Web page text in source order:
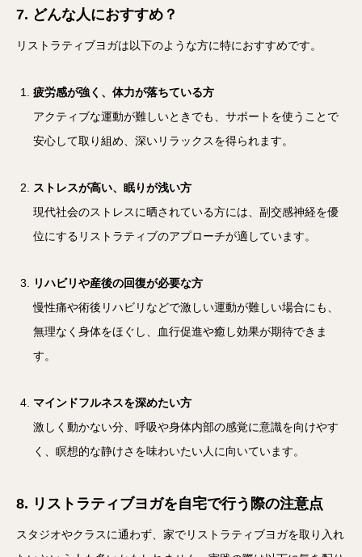
7. どんな人におすすめ？
リストラティブヨガは以下のような方に特におすすめです。
疲労感が強く、体力が落ちている方
アクティブな運動が難しいときでも、サポートを使うことで
安心して取り組め、深いリラックスを得られます。
ストレスが高い、眠りが浅い方
現代社会のストレスに晒されている方には、副交感神経を優
位にするリストラティブのアプローチが適しています。
リハビリや産後の回復が必要な方
慢性痛や術後リハビリなどで激しい運動が難しい場合にも、
無理なく身体をほぐし、血行促進や癒し効果が期待できま
す。
マインドフルネスを深めたい方
激しく動かない分、呼吸や身体内部の感覚に意識を向けやす
く、瞑想的な静けさを味わいたい人に向いています。
8. リストラティブヨガを自宅で行う際の注意点
スタジオやクラスに通わず、家でリストラティブヨガを取り入れ